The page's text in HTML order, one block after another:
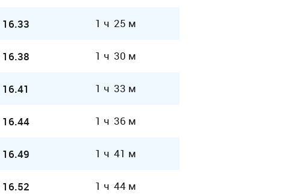
16.33 1 ч 25 м
16.38 1 ч 30 м
16.41 1 ч 33 м
16.44 1 ч 36 м
16.49 1 ч 41 м
16.52 1 ч 44 м